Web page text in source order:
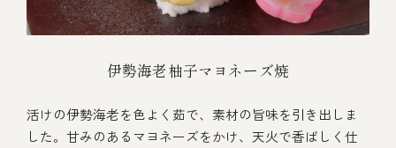
伊勢海老柚子マヨネーズ焼
活けの伊勢海老を色よく茹で、素材の旨味を引き出しま
した。甘みのあるマヨネーズをかけ、天火で香ばしく仕